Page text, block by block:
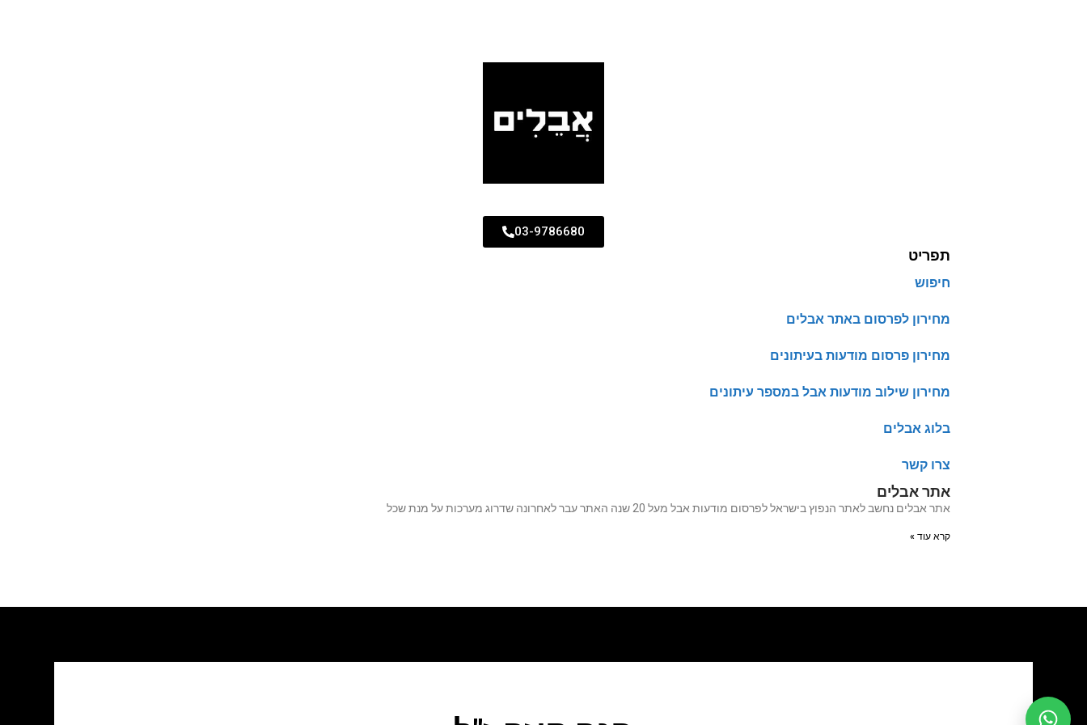
03-9786680
תפריט
חיפוש
מחירון לפרסום באתר אבלים
מחירון פרסום מודעות בעיתונים
מחירון שילוב מודעות אבל במספר עיתונים
בלוג אבלים
צרו קשר
אתר אבלים
אתר אבלים נחשב לאתר הנפוץ בישראל לפרסום מודעות אבל מעל 20 שנה האתר עבר לאחרונה שדרוג מערכות על מנת שכל
קרא עוד »